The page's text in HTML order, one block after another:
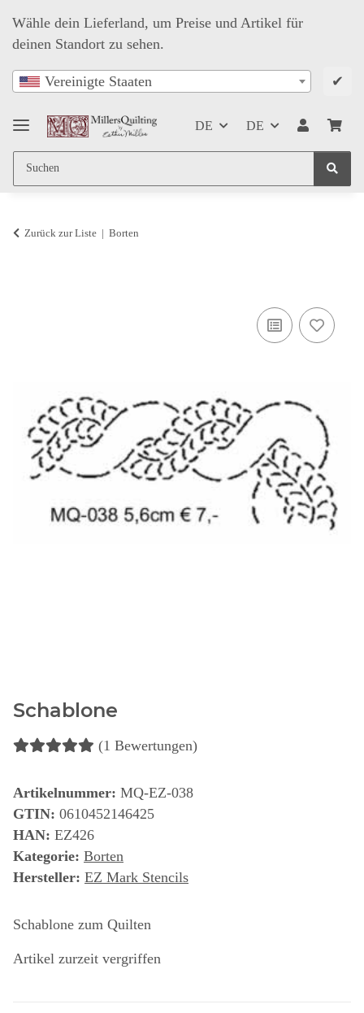
Wähle dein Lieferland, um Preise und Artikel für
deinen Standort zu sehen.
Vereinigte Staaten ✔
DE DE
Zurück zur Liste Borten
Schablone
(1 Bewertungen)
Artikelnummer: MQ-EZ-038
GTIN: 0610452146425
HAN: EZ426
Kategorie: Borten
Hersteller: EZ Mark Stencils
Schablone zum Quilten
Artikel zurzeit vergriffen